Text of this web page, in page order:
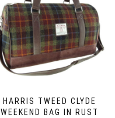
HARRIS TWEED CLYDE
WEEKEND BAG IN RUST